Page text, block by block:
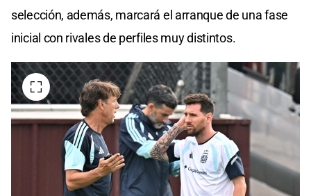
selección, además, marcará el arranque de una fase
inicial con rivales de perfiles muy distintos.